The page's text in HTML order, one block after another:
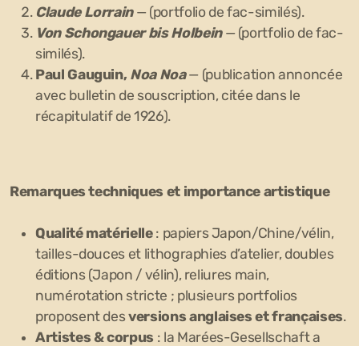
Claude Lorrain— (portfolio de fac-similés).
Von Schongauer bis Holbein— (portfolio de fac-
similés).
Paul Gauguin, Noa Noa— (publication annoncée
avec bulletin de souscription, citée dans le
récapitulatif de 1926).
Remarques techniques et importance artistique
Qualité matérielle: papiers Japon/Chine/vélin,
tailles-douces et lithographies d’atelier, doubles
éditions (Japon / vélin), reliures main,
numérotation stricte ; plusieurs portfolios
proposent desversions anglaises et françaises.
Artistes & corpus : la Marées-Gesellschaft a